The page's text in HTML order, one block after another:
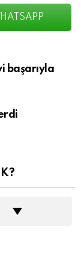
başarıyla